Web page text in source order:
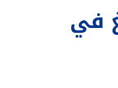
في